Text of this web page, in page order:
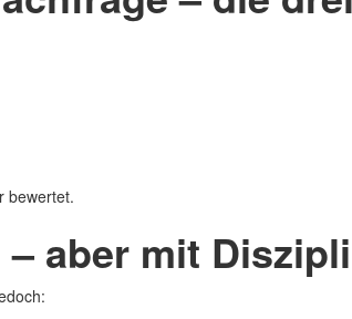
bewertet.
aber mit